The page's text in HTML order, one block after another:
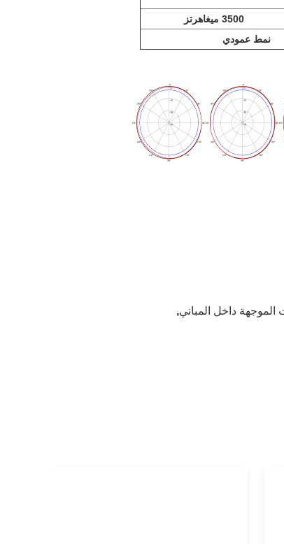
3500 ميغاهرتز
نمط عمودي
الموجهة داخل المباني,